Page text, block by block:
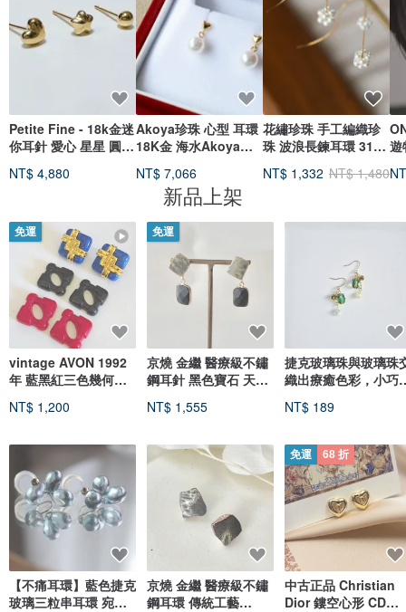
Petite Fine - 18k金迷
你耳針 愛心 星星 圓珠
NT$ 4,880
Akoya珍珠 心型 耳環
18K金 海水Akoya珍
NT$ 7,066
花繡珍珠 手工編織珍
珠 波浪長鍊耳環 316L
NT$ 1,332 NT$ 1,480
遊
新品上架
免運
vintage AVON 1992
年 藍黑紅三色幾何方
NT$ 1,200
【不痛耳環】藍色捷克
玻璃三粒串耳環 宛若
免運
京燒 金繼 醫療級不鏽
鋼耳針 黑色寶石 天然
No.597
NT$ 1,555
京燒 金繼 醫療級不鏽
鋼耳環 傳統工藝
捷克玻璃珠與玻璃珠
織出療癒色彩，小巧
日禮物。帶有黃綠色
或耳夾。
NT$ 189
免運 68 折
中古正品 Christian
Dior 鏤空心形 CD